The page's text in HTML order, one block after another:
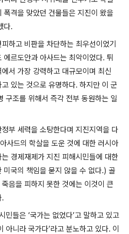
폭격을 맞았던 건물들은 지진이 왔을
다.
하고 비판을 차단하는 최우선이었기
에르도안과 아사드는 최악이었다. 튀
서 가장 강력하고 대규모이며 최신
있는 것으로 유명하다. 하지만 이 군
구조를 위해서 즉각 전부 동원하는 일
부 세력을 소탕한다며 지진지역을 다
사드의 학살을 도운 것에 대한 러시아
경제재제가 지진 피해시민들에 대한
미국의 책임을 묻지 않을 수 없다.) 골
음을 피하지 못한 것에는 이것이 큰
.
민들은 ‘국가는 없었다’고 말하고 있고
아니라 국가다’라고 분노하고 있다. 이